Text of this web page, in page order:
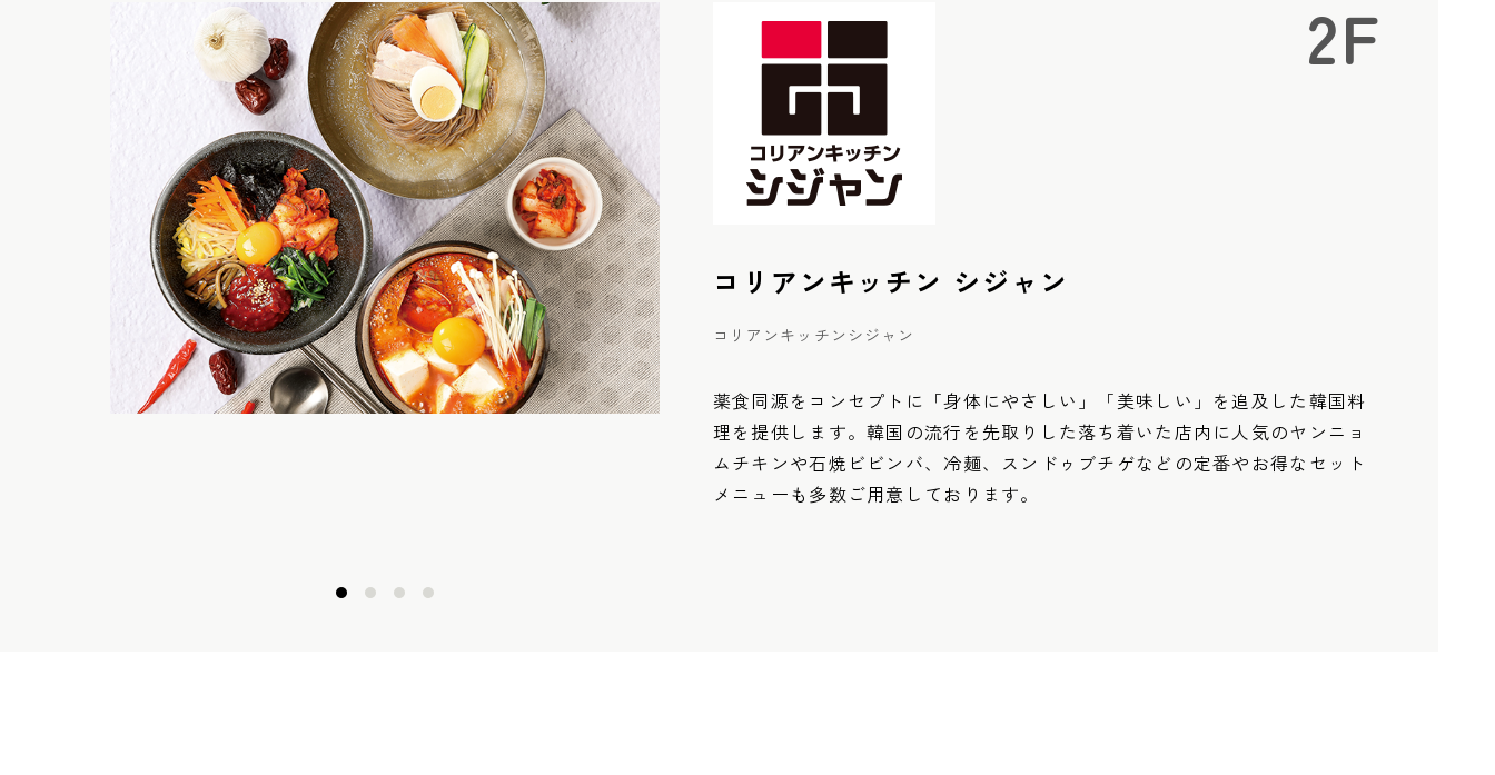
2F
コリアンキッチン シジャン
コリアンキッチンシジャン
薬食同源をコンセプトに「身体にやさしい」「美味しい」を追及した韓国料
理を提供します。韓国の流行を先取りした落ち着いた店内に人気のヤンニョ
ムチキンや石焼ビビンバ、冷麺、スンドゥブチゲなどの定番やお得なセット
メニューも多数ご用意しております。